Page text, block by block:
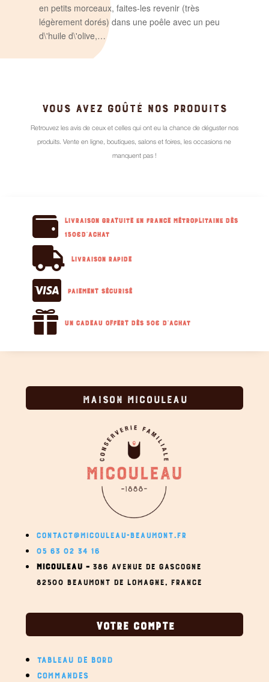
en petits morceaux, faites-les revenir (très
légèrement dorés) dans une poêle avec un peu
d\'huile d\'olive,…
VOUS AVEZ GOÛTÉ NOS PRODUITS
Retrouvez les avis de ceux et celles qui ont eu la chance de déguster nos
produits. Vente en ligne, boutiques, salons et foires, les occasions ne
manquent pas !

Livraison GRATUITE en France métroplitaine dès
150€d'achat
 Livraison RAPIDE
 Paiement sécurisé
 Un cadeau offert dès 50€ d'achat
MAISON MICOULEAU
CONTACT@MICOULEAU-BEAUMONT.FR
05 63 02 34 16
MICOULEAU – 386 AVENUE DE GASCOGNE
82500 BEAUMONT DE LOMAGNE, FRANCE
VOTRE COMPTE
TABLEAU DE BORD
COMMANDES